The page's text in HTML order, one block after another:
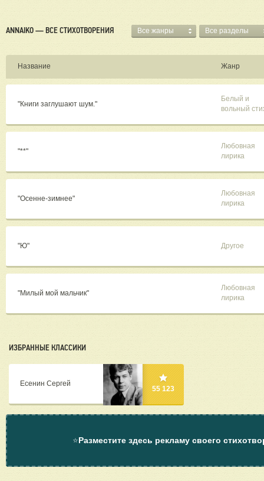
ANNAIKO — ВСЕ СТИХОТВОРЕНИЯ Все жанры Все разделы
Название Жанр
"Книги заглушают шум."
Белый и
вольный
"**"
Любовная
лирика
"Осенне-зимнее"
Любовная
лирика
"Ю" Другое
"Милый мой мальчик"
Любовная
лирика
ИЗБРАННЫЕ КЛАССИКИ
Есенин Сергей
55 123
⭐Разместите здесь рекламу своего